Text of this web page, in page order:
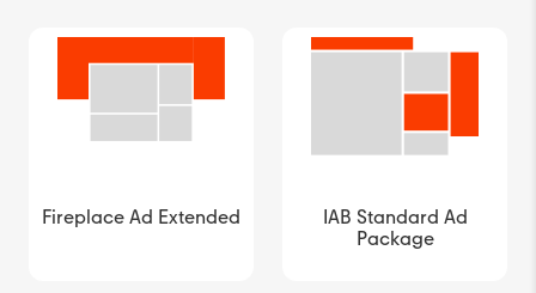
Fireplace Ad Extended
IAB Standard Ad
Package